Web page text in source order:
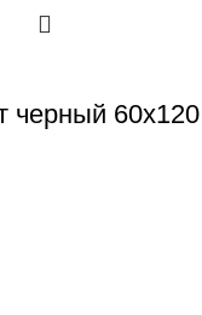
черный 60х120